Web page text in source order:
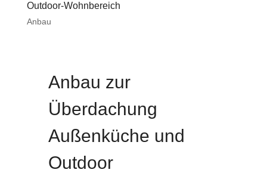
Outdoor-Wohnbereich
Anbau
Anbau zur
Überdachung
Außenküche und
Outdoor